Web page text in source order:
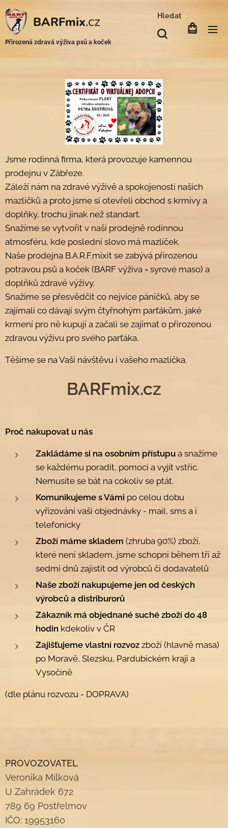
BARFmix.cz
Přirozená zdravá výživa psů a koček
Hledat
Jsme rodinná firma, která provozuje kamennou
prodejnu v Zábřeze.
Záleží nám na zdravé výživě a spokojenosti našich
mazlíčků a proto jsme si otevřeli obchod s krmivy a
doplňky, trochu jinak než standart.
Snažíme se vytvořit v naši prodejně rodinnou
atmosféru, kde poslední slovo má mazlíček.
Naše prodejna B.A.R.F.mixit se zabývá přirozenou
potravou psů a koček (BARF výživa = syrové maso) a
doplňků zdravé výživy.
Snažíme se přesvědčit co nejvíce páníčků, aby se
zajímali co dávají svým čtyřnohým parťákům, jaké
krmení pro ně kupují a začali se zajímat o přirozenou
zdravou výživu pro svého parťáka.
Těšíme se na Vaši návštěvu i vašeho mazlíčka.
BARFmix.cz
Proč nakupovat u nás
Zakládáme si na osobním přístupu a snažíme
se každému poradit, pomoci a vyjít vstříc.
Nemusíte se bát na cokoliv se ptát.
Komunikujeme s Vámi po celou dobu
vyřizování vaši objednávky - mail, sms a i
telefonicky
Zboží máme skladem (zhruba 90%) zboží,
které není skladem, jsme schopni během tří až
sedmi dnů zajistit od výrobců či dodavatelů
Naše zboží nakupujeme jen od českých
výrobců a distriburorů
Zákazník má objednané suché zboží do 48
hodin kdekoliv v ČR
Zajišťujeme vlastní rozvoz zboží (hlavně masa)
po Moravě, Slezsku, Pardubickém kraji a
Vysočině
(dle plánu rozvozu - DOPRAVA)
PROVOZOVATEL
Veronika Milková
U Zahrádek 672
789 69 Postřelmov
IČO: 19953160